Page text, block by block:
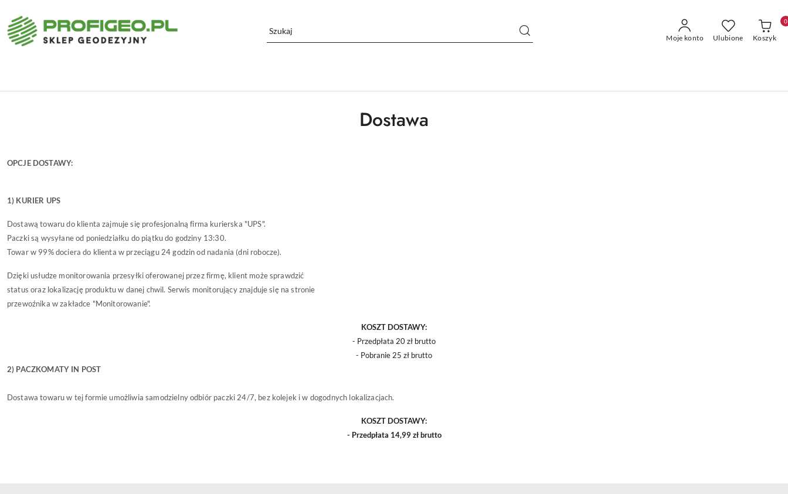
Moje konto Ulubione Koszyk
0
Dostawa
OPCJE DOSTAWY:
1) KURIER UPS
Dostawą towaru do klienta zajmuje się profesjonalną firma kurierska "UPS".
Paczki są wysyłane od poniedziałku do piątku do godziny 13:30.
Towar w 99% dociera do klienta w przeciągu 24 godzin od nadania (dni robocze).
Dzięki usłudze monitorowania przesyłki oferowanej przez firmę, klient może sprawdzić
status oraz lokalizację produktu w danej chwil. Serwis monitorujący znajduje się na stronie
przewoźnika w zakładce "Monitorowanie".
KOSZT DOSTAWY:
- Przedpłata 20 zł brutto
- Pobranie 25 zł brutto
2) PACZKOMATY IN POST
Dostawa towaru w tej formie umożliwia samodzielny odbiór paczki 24/7, bez kolejek i w dogodnych lokalizacjach.
KOSZT DOSTAWY:
- Przedpłata 14,99 zł brutto